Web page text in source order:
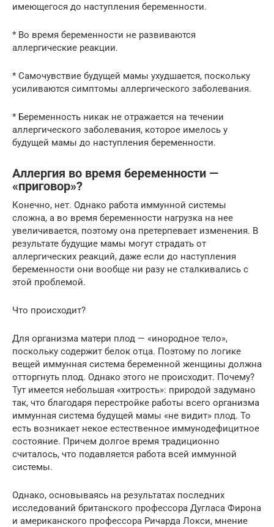
имеющегося до наступления беременности.
* Во время беременности не развиваются
аллергические реакции.
* Самочувствие будущей мамы ухудшается, поскольку
усиливаются симптомы аллергического заболевания.
* Беременность никак не отражается на течении
аллергического заболевания, которое имелось у
будущей мамы до наступления беременности.
Аллергия во время беременности —
«приговор»?
Конечно, нет. Однако работа иммунной системы
сложна, а во время беременности нагрузка на нее
увеличивается, поэтому она претерпевает изменения. В
результате будущие мамы могут страдать от
аллергических реакций, даже если до наступления
беременности они вообще ни разу не сталкивались с
этой проблемой.
Что происходит?
Для организма матери плод — «инородное тело»,
поскольку содержит белок отца. Поэтому по логике
вещей иммунная система беременной женщины должна
отторгнуть плод. Однако этого не происходит. Почему?
Тут имеется небольшая «хитрость»: природой задумано
так, что благодаря перестройке работы всего организма
иммунная система будущей мамы «не видит» плод. То
есть возникает некое естественное иммунодефицитное
состояние. Причем долгое время традиционно
считалось, что подавляется работа всей иммунной
системы.
Однако, основываясь на результатах последних
исследований британского профессора Дугласа Фирона
и американского профессора Ричарда Локси, мнение